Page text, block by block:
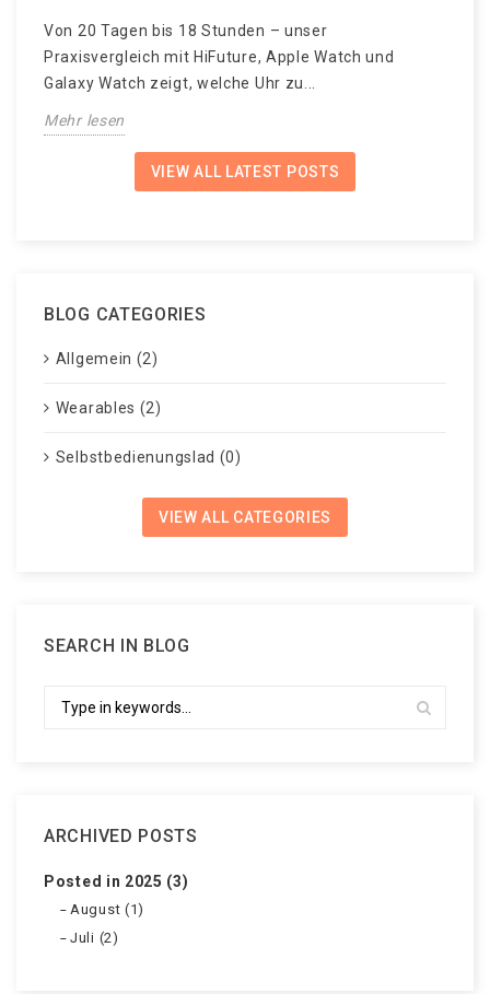
Von 20 Tagen bis 18 Stunden – unser
Praxisvergleich mit HiFuture, Apple Watch und
Galaxy Watch zeigt, welche Uhr zu...
Mehr lesen
VIEW ALL LATEST POSTS
BLOG CATEGORIES
Allgemein (2)
Wearables (2)
Selbstbedienungslad (0)
VIEW ALL CATEGORIES
SEARCH IN BLOG
ARCHIVED POSTS
Posted in 2025 (3)
August (1)
Juli (2)